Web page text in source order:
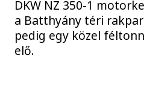
DKW NZ 350-1
a Batthyány téri
pedig egy közel
elő.